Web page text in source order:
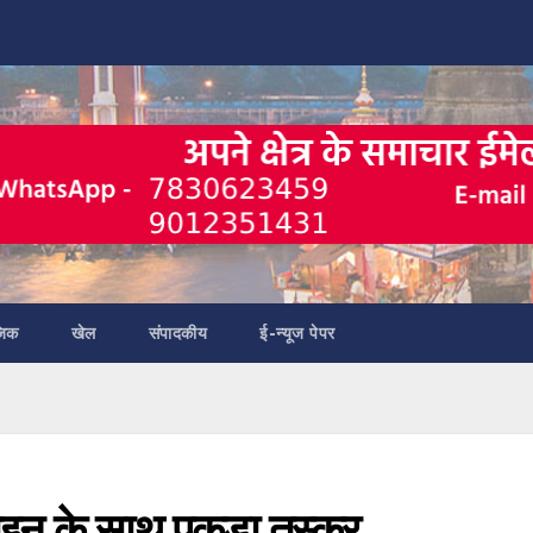
खेल संपादकीय ई-न्यूज पेपर